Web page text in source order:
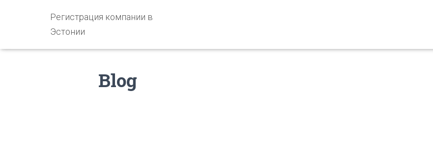
Регистрация компании в
Эстонии
Blog